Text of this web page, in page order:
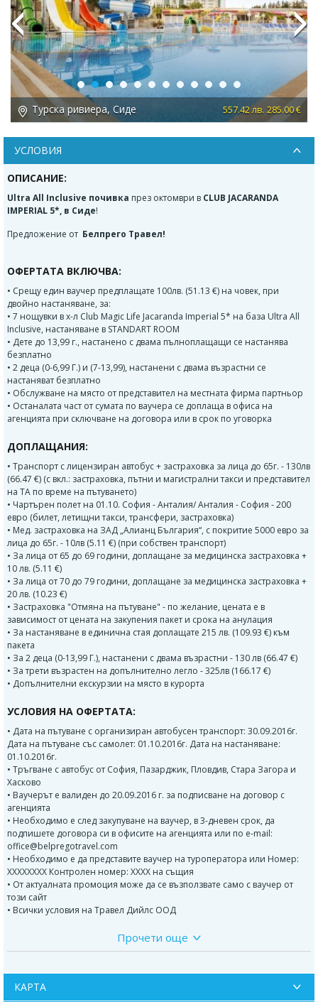
лв. 285.00 € Турска ривиера, Сиде 878.17 лв.
Previous Next
УСЛОВИЯ
ОПИСАНИЕ:
Ultra All Inclusive почивка през октомври в CLUB JACARANDA
IMPERIAL 5*, в Сиде!
Предложение от Белпрего Травел!
ОФЕРТАТА ВКЛЮЧВА:
• Срещу един ваучер предплащате 100лв. (51.13 €) на човек, при
двойно настаняване, за:
• 7 нощувки в х-л Club Magic Life Jacaranda Imperial 5* на база Ultra All
Inclusive, настаняване в STANDART ROOM
• Дете до 13,99 г., настанено с двама пълноплащащи се настанява
безплатно
• 2 деца (0-6,99 Г.) и (7-13,99), настанени с двама възрастни се
настаняват безплатно
• Обслужване на място от представител на местната фирма партньор
• Останалата част от сумата по ваучера се доплаща в офиса на
агенцията при сключване на договора или в срок по уговорка
ДОПЛАЩАНИЯ:
• Транспорт с лицензиран автобус + застраховка за лица до 65г. - 130лв
(66.47 €) (с вкл.: застраховка, пътни и магистрални такси и представител
на TA по време на пътуването)
• Чартърен полет на 01.10. София - Анталия/ Анталия - София - 200
евро (билет, летищни такси, трансфери, застраховка)
• Мед. застраховка на ЗАД „Алианц България“, с покритие 5000 евро за
лица до 65г. - 10лв (5.11 €) (при собствен транспорт)
• За лица от 65 до 69 години, доплащане за медицинска застраховка +
10 лв. (5.11 €)
• За лица от 70 до 79 години, доплащане за медицинска застраховка +
20 лв. (10.23 €)
• Застраховка "Отмяна на пътуване" - по желание, цената е в
зависимост от цената на закупения пакет и срока на анулация
• За настаняване в единична стая доплащате 215 лв. (109.93 €) към
пакета
• За 2 деца (0-13,99 Г.), настанени с двама възрастни - 130 лв (66.47 €)
• За трети възрастен на допълнително легло - 325лв (166.17 €)
• Допълнителни екскурзии на място в курорта
УСЛОВИЯ НА ОФЕРТАТА:
• Дата на пътуване с организиран автобусен транспорт: 30.09.2016г.
Дата на пътуване със самолет: 01.10.2016г. Дата на настаняване:
01.10.2016г.
• Тръгване с автобус от София, Пазарджик, Пловдив, Стара Загора и
Хасково
• Ваучерът е валиден до 20.09.2016 г. за подписване на договор с
агенцията
• Необходимо е след закупуване на ваучер, в 3-дневен срок, да
подпишете договора си в офисите на агенцията или по e-mail:
office@belpregotravel.com
• Необходимо е да представите ваучер на туроператора или Номер:
XXXXXXXX Контролен номер: XXXX на същия
• От актуалната промоция може да се възползвате само с ваучер от
този сайт
• Всички условия на Травел Дийлс ООД
Програма на пътуването с организиран автобусен транспорт:
•гр. София, автогара “Сердика” - бивш "Трафик Маркет" (между
Централна жп гара София и Централна автогара)
•гр.Пловдив от бензиностонция OMW до хотел “Санкт Петербург”.
Прочети още
КАРТА